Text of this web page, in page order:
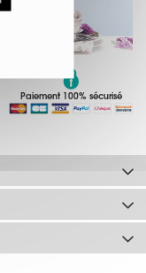
Paiement 100% sécurisé